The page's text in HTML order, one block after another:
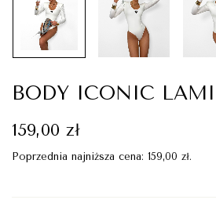
BODY ICONIC
159,00 zł
Poprzednia najniższa cena: 159,00 zł.